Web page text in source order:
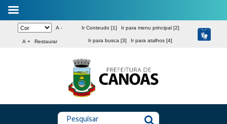
A -
A + Restaurar
Ir Conteudo [1] Ir para menu principal [2]
Ir para busca [3] Ir para atalhos [4]
Pesquisar